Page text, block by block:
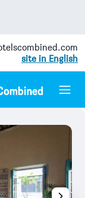
site in English